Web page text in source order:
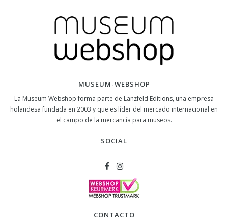
MUSEUM-WEBSHOP
La Museum Webshop forma parte de Lanzfeld Editions, una empresa
holandesa fundada en 2003 y que es líder del mercado internacional en
el campo de la mercancía para museos.
SOCIAL
CONTACTO